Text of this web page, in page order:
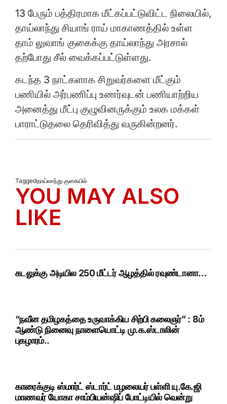
13 பேரும் பத்திரமாக மீட்கப்பட்டுவிட்ட நிலையில்,
தாய்லாந்து சியாங் ராய் மாகாணத்தில் உள்ள
தாம் லுவாங் குகைக்கு தாய்லாந்து அரசால்
தற்போது சீல் வைக்கப்பட்டுள்ளது.
கடந்த 3 நாட்களாக சிறுவர்களை மீட்கும்
பணியில் அர்பணிப்பு உணர்வுடன் பணியாற்றிய
அனைத்து மீட்பு குழுவினருக்கும் உலக மக்கள்
பாராட்டுதலை தெரிவித்து வருகின்றனர்.
Taggedதாய்லாந்து குகையில்
YOU MAY ALSO
LIKE
கடலுக்கு அடியில 250 மீட்டர் ஆழத்தில் ரவுண்டானா…
“நவீன தமிழகத்தை உருவாக்கிய சிற்பி கலைஞர்” : 8ம்
ஆண்டு நினைவு நாளையொட்டி மு.க.ஸ்டாலின்
புகழாரம்..
காரைக்குடி ஸ்மார்ட் ஸ்டார்ட் மழலையர் பள்ளி யு.கே.ஜி
மாணவர் யோகா சாம்பியன்ஷிப் போட்டியில் வென்று